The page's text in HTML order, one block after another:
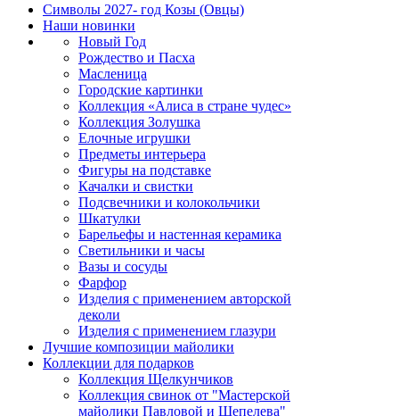
Символы 2027- год Козы (Овцы)
Наши новинки
Новый Год
Рождество и Пасха
Масленица
Городские картинки
Коллекция «Алиса в стране чудес»
Коллекция Золушка
Елочные игрушки
Предметы интерьера
Фигуры на подставке
Качалки и свистки
Подсвечники и колокольчики
Шкатулки
Барельефы и настенная керамика
Светильники и часы
Вазы и сосуды
Фарфор
Изделия с применением авторской
деколи
Изделия с применением глазури
Лучшие композиции майолики
Коллекции для подарков
Коллекция Щелкунчиков
Коллекция свинок от "Мастерской
майолики Павловой и Шепелева"